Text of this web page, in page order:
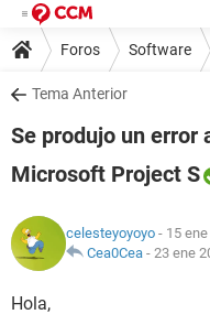
Foros Software
Tema Anterior
Se produjo un error
Microsoft Project S
celesteyoyoyo - 15
Cea0Cea - 23 ene
Hola,